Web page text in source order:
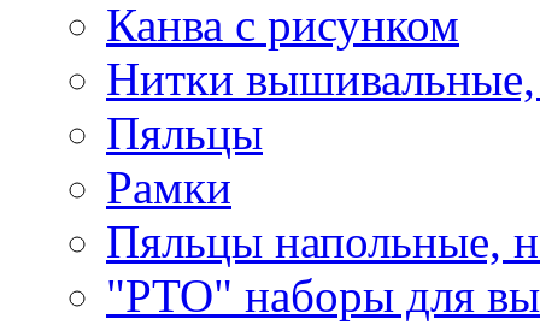
Канва с рисунком
Нитки
Пяльцы
Рамки
Пяльцы напольные,
"РТО" наборы для